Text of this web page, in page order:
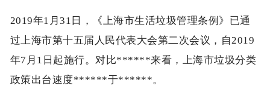
2019年1月31日，《上海市生活垃圾管理条例》已通
过上海市第十五届人民代表大会第二次会议，自2019
年7月1日起施行。对比******来看，上海市垃圾分类
政策出台速度******于******。